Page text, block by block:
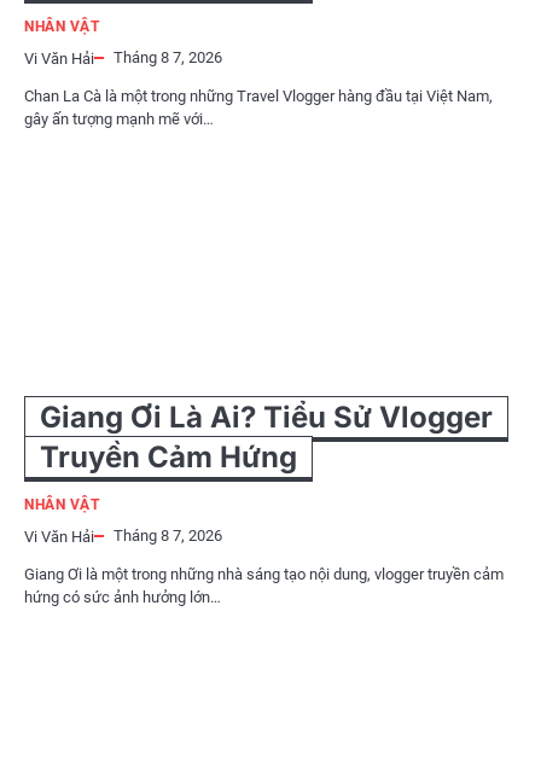
NHÂN VẬT
Vi Văn Hải Tháng 8 7, 2026
Chan La Cà là một trong những Travel Vlogger hàng đầu tại Việt Nam,
gây ấn tượng mạnh mẽ với…
Giang Ơi Là Ai? Tiểu Sử Vlogger
Truyền Cảm Hứng
NHÂN VẬT
Vi Văn Hải Tháng 8 7, 2026
Giang Ơi là một trong những nhà sáng tạo nội dung, vlogger truyền cảm
hứng có sức ảnh hưởng lớn…